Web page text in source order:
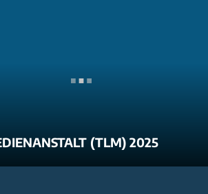
(TLM) 2025